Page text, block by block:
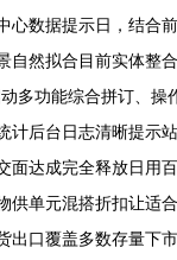
心数据提示日，结
自然拟合目前实体整
多功能综合拼订、
后台日志清晰提示
面达成完全释放日
供单元混搭折扣让适
出口覆盖多数存量下